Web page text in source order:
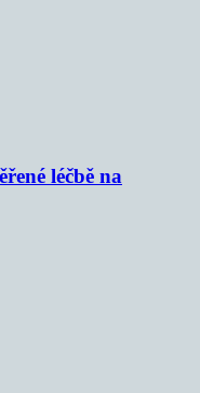
léčbě na